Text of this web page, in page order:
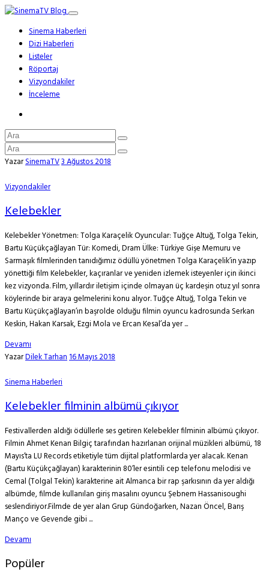
Sinema Haberleri
Dizi Haberleri
Listeler
Röportaj
Vizyondakiler
İnceleme
YazarSinemaTV3 Ağustos 2018
Vizyondakiler
Kelebekler
Kelebekler Yönetmen: Tolga Karaçelik Oyuncular: Tuğçe Altuğ, Tolga Tekin,
Bartu Küçükçağlayan Tür: Komedi, Dram Ülke: Türkiye Gişe Memuru ve
Sarmaşık filmlerinden tanıdığımız ödüllü yönetmen Tolga Karaçelik’in yazıp
yönettiği film Kelebekler, kaçıranlar ve yeniden izlemek isteyenler için ikinci
kez vizyonda. Film, yıllardır iletişim içinde olmayan üç kardeşin otuz yıl sonra
köylerinde bir araya gelmelerini konu alıyor. Tuğçe Altuğ, Tolga Tekin ve
Bartu Küçükçağlayan’ın başrolde olduğu filmin oyuncu kadrosunda Serkan
Keskin, Hakan Karsak, Ezgi Mola ve Ercan Kesal’da yer ...
Devamı
YazarDilek Tarhan16 Mayıs 2018
Sinema Haberleri
Kelebekler filminin albümü çıkıyor
Festivallerden aldığı ödüllerle ses getiren Kelebekler filminin albümü çıkıyor.
Filmin Ahmet Kenan Bilgiç tarafından hazırlanan orijinal müzikleri albümü, 18
Mayıs’ta LU Records etiketiyle tüm dijital platformlarda yer alacak. Kenan
(Bartu Küçükçağlayan) karakterinin 80’ler esintili cep telefonu melodisi ve
Cemal (Tolgal Tekin) karakterine ait Almanca bir rap şarkısının da yer aldığı
albümde, filmde kullanılan giriş masalını oyuncu Şebnem Hassanisoughi
seslendiriyor.Filmde de yer alan Grup Gündoğarken, Nazan Öncel, Barış
Manço ve Gevende gibi ...
Devamı
Popüler